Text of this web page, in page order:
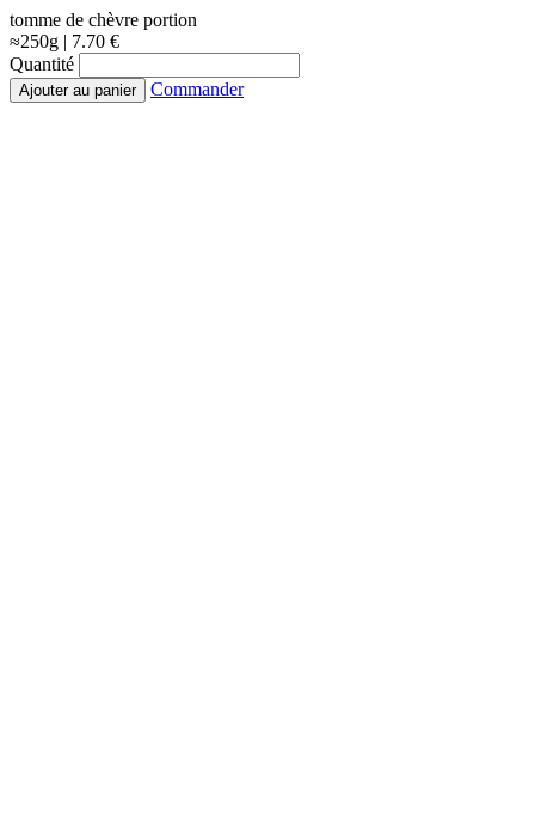
tomme de chèvre portion
≈250g | 7.70 €
Quantité
Ajouter au panier Commander